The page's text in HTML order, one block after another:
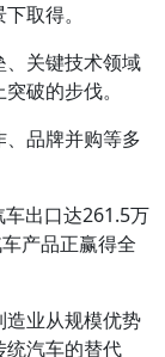
取得。
关键技术领域
破的步伐。
品牌并购等多
出口达261.5万
产品正赢得全
业从规模优势
统汽车的替代